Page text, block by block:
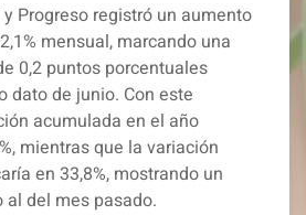
Progreso registró un aumento
mensual, marcando una
0,2 puntos porcentuales
dato de junio. Con este
acumulada en el año
mientras que la variación
en 33,8%, mostrando un
del mes pasado.